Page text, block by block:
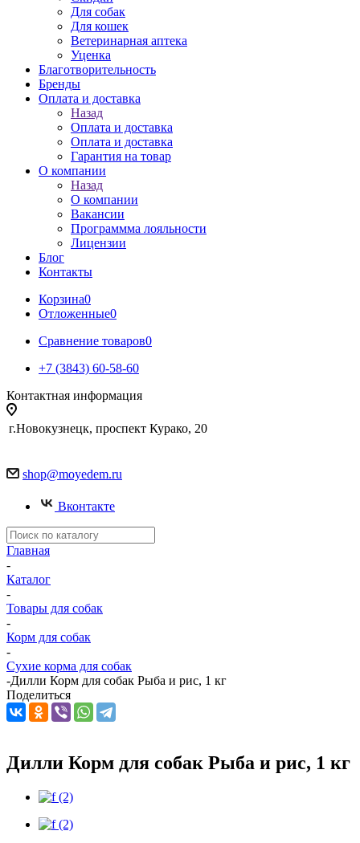
Для собак
Для кошек
Ветеринарная аптека
Уценка
Благотворительность
Бренды
Оплата и доставка
Назад
Оплата и доставка
Оплата и доставка
Гарантия на товар
О компании
Назад
О компании
Вакансии
Программма лояльности
Лицензии
Блог
Контакты
Корзина0
Отложенные0
Сравнение товаров0
+7 (3843) 60-58-60
Контактная информация
г.Новокузнецк, проспект Курако, 20
shop@moyedem.ru
Вконтакте
Главная
-
Каталог
-
Товары для собак
-
Корм для собак
-
Сухие корма для собак
-Дилли Корм для собак Рыба и рис, 1 кг
Поделиться
Дилли Корм для собак Рыба и рис, 1 кг